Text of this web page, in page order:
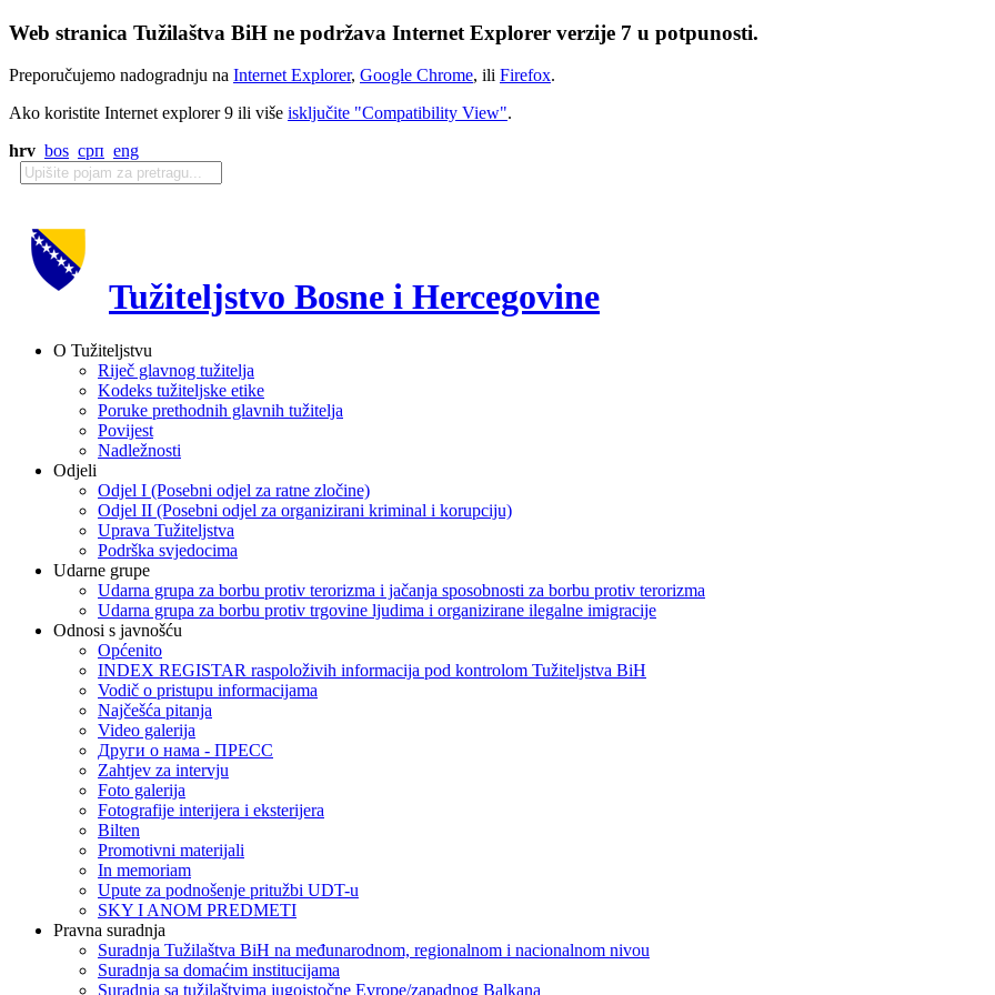
Web stranica Tužilaštva BiH ne podržava Internet Explorer verzije 7 u potpunosti.
Preporučujemo nadogradnju na Internet Explorer, Google Chrome, ili Firefox.
Ako koristite Internet explorer 9 ili više isključite "Compatibility View".
hrv bos срп eng
Tužiteljstvo Bosne i Hercegovine
O Tužiteljstvu
Riječ glavnog tužitelja
Kodeks tužiteljske etike
Poruke prethodnih glavnih tužitelja
Povijest
Nadležnosti
Odjeli
Odjel I (Posebni odjel za ratne zločine)
Odjel II (Posebni odjel za organizirani kriminal i korupciju)
Uprava Tužiteljstva
Podrška svjedocima
Udarne grupe
Udarna grupa za borbu protiv terorizma i jačanja sposobnosti za borbu protiv terorizma
Udarna grupa za borbu protiv trgovine ljudima i organizirane ilegalne imigracije
Odnosi s javnošću
Općenito
INDEX REGISTAR raspoloživih informacija pod kontrolom Tužiteljstva BiH
Vodič o pristupu informacijama
Najčešća pitanja
Video galerija
Други о нама - ПРЕСC
Zahtjev za intervju
Foto galerija
Fotografije interijera i eksterijera
Bilten
Promotivni materijali
In memoriam
Upute za podnošenje pritužbi UDT-u
SKY I ANOM PREDMETI
Pravna suradnja
Suradnja Tužilaštva BiH na međunarodnom, regionalnom i nacionalnom nivou
Suradnja sa domaćim institucijama
Suradnja sa tužilaštvima jugoistočne Evrope/zapadnog Balkana